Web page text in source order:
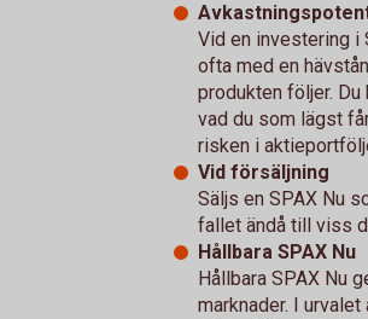
Vid en investering i
ofta med en
produkten följer.
vad du som lägst
risken i
Vid försäljning
Säljs en SPAX Nu
fallet ändå till viss
Hållbara SPAX Nu
Hållbara SPAX Nu
marknader. I